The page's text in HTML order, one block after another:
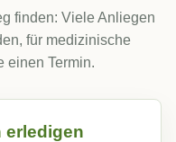
finden: Viele Anliegen
für medizinische
einen Termin.
erledigen